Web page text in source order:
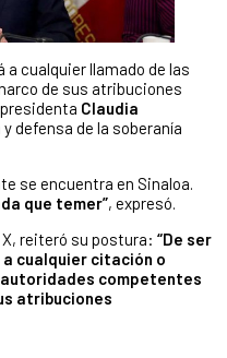
cualquier llamado de las
de sus atribuciones
Claudia
defensa de la soberanía
se encuentra en Sinaloa.
que temer”, expresó.
reiteró su postura: “De ser
cualquier citación o
competentes
atribuciones